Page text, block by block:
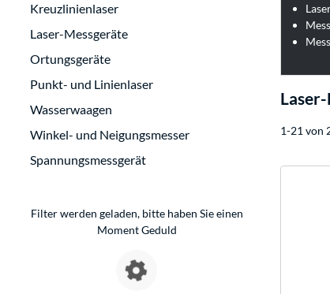
Kreuzlinienlaser
Laser-Messgeräte
Ortungsgeräte
Punkt- und Linienlaser
Wasserwaagen
Winkel- und Neigungsmesser
Spannungsmessgerät
Filter werden geladen, bitte haben Sie einen
Moment Geduld
1-21 von